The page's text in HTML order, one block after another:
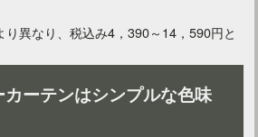
異なり、税込み4，390～14，590円と
ーテンはシンプルな色味